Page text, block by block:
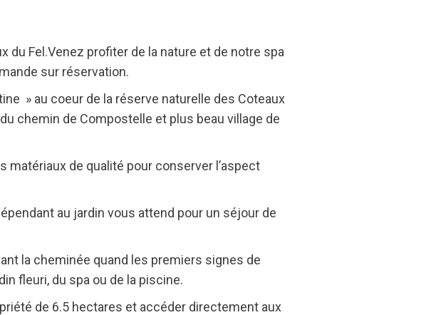
du Fel.Venez profiter de la nature et de notre spa
sur réservation.
» au coeur de la réserve naturelle des Coteaux
chemin de Compostelle et plus beau village de
matériaux de qualité pour conserver l’aspect
au jardin vous attend pour un séjour de
la cheminée quand les premiers signes de
fleuri, du spa ou de la piscine.
de 6.5 hectares et accéder directement aux